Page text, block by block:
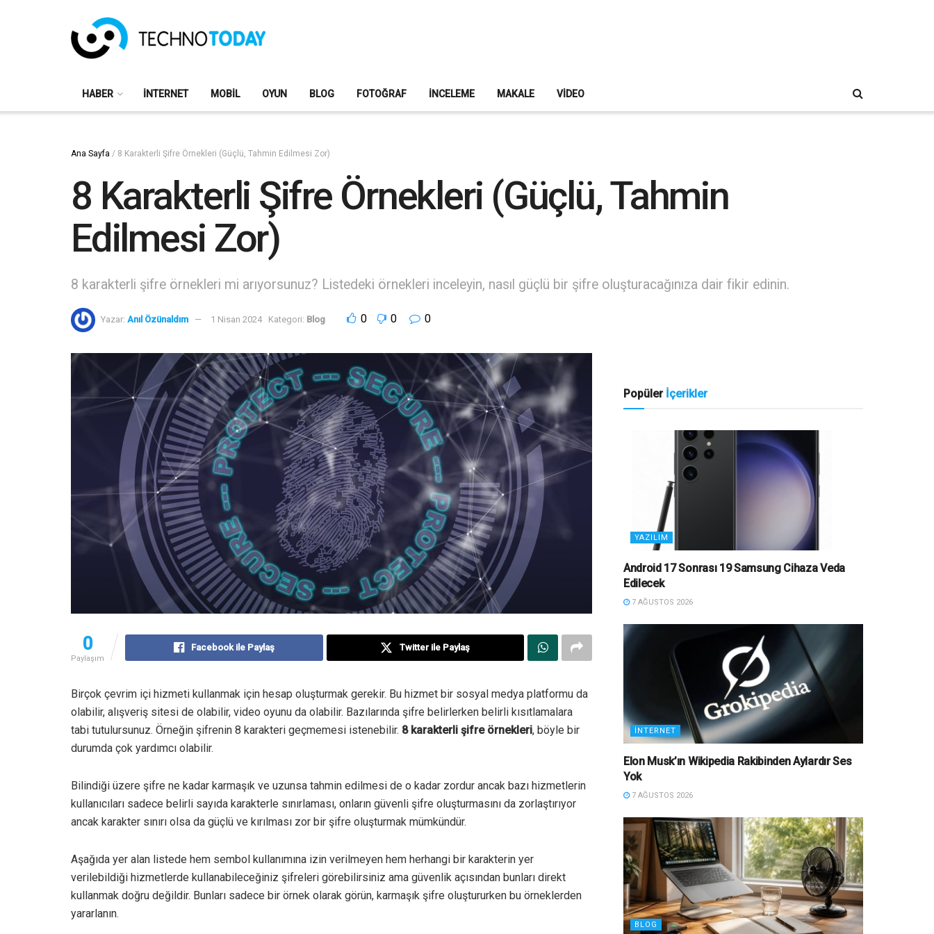
HABER İNTERNET MOBIL OYUN BLOG FOTOĞRAF İNCELEME MAKALE VIDEO
Ana Sayfa / 8 Karakterli Şifre Örnekleri (Güçlü, Tahmin Edilmesi Zor)
8 Karakterli Şifre Örnekleri (Güçlü, Tahmin
Edilmesi Zor)
8 karakterli şifre örnekleri mi arıyorsunuz? Listedeki örnekleri inceleyin, nasıl güçlü bir şifre oluşturacağınıza dair fikir edinin.
Yazar: Anıl Özünaldım 1 Nisan 2024 Kategori: Blog 0 0 0
0
Paylaşım
Facebook ile Paylaş Twitter ile Paylaş
Birçok çevrim içi hizmeti kullanmak için hesap oluşturmak gerekir. Bu hizmet bir sosyal medya platformu da
olabilir, alışveriş sitesi de olabilir, video oyunu da olabilir. Bazılarında şifre belirlerken belirli kısıtlamalara
tabi tutulursunuz. Örneğin şifrenin 8 karakteri geçmemesi istenebilir. 8 karakterli şifre örnekleri, böyle bir
durumda çok yardımcı olabilir.
Bilindiği üzere şifre ne kadar karmaşık ve uzunsa tahmin edilmesi de o kadar zordur ancak bazı hizmetlerin
kullanıcıları sadece belirli sayıda karakterle sınırlaması, onların güvenli şifre oluşturmasını da zorlaştırıyor
ancak karakter sınırı olsa da güçlü ve kırılması zor bir şifre oluşturmak mümkündür.
Aşağıda yer alan listede hem sembol kullanımına izin verilmeyen hem herhangi bir karakterin yer
verilebildiği hizmetlerde kullanabileceğiniz şifreleri görebilirsiniz ama güvenlik açısından bunları direkt
kullanmak doğru değildir. Bunları sadece bir örnek olarak görün, karmaşık şifre oluştururken bu örneklerden
yararlanın.
Popüler İçerikler
YAZILIM
Android 17 Sonrası 19 Samsung Cihaza Veda
Edilecek
7 AĞUSTOS 2026
İNTERNET
Elon Musk’ın Wikipedia Rakibinden Aylardır Ses
Yok
7 AĞUSTOS 2026
BLOG